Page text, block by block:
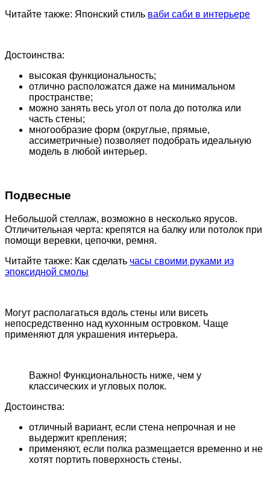
Читайте также: Японский стиль ваби саби в интерьере
Достоинства:
высокая функциональность;
отлично расположатся даже на минимальном
пространстве;
можно занять весь угол от пола до потолка или
часть стены;
многообразие форм (округлые, прямые,
ассиметричные) позволяет подобрать идеальную
модель в любой интерьер.
Подвесные
Небольшой стеллаж, возможно в несколько ярусов.
Отличительная черта: крепятся на балку или потолок при
помощи веревки, цепочки, ремня.
Читайте также: Как сделать часы своими руками из
эпоксидной смолы
Могут располагаться вдоль стены или висеть
непосредственно над кухонным островком. Чаще
применяют для украшения интерьера.
Важно! Функциональность ниже, чем у
классических и угловых полок.
Достоинства:
отличный вариант, если стена непрочная и не
выдержит крепления;
применяют, если полка размещается временно и не
хотят портить поверхность стены.